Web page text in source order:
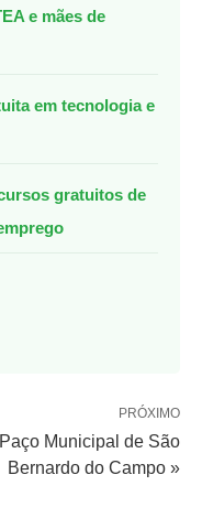
e mães de
em tecnologia e
gratuitos de
PRÓXIMO
Municipal de São
Bernardo do Campo »